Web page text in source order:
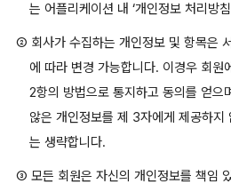
는 어플리케이션 내 ‘개인정보 처리방
② 회사가 수집하는 개인정보 및 항목은
에 따라 변경 가능합니다. 이경우 회
2항의 방법으로 통지하고 동의를 얻으
않은 개인정보를 제 3자에게 제공하
는 생략합니다.
③ 모든 회원은 자신의 개인정보를 책임